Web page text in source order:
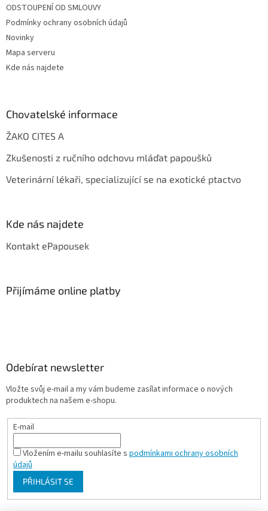
ODSTOUPENÍ OD SMLOUVY
Podmínky ochrany osobních údajů
Novinky
Mapa serveru
Kde nás najdete
Chovatelské informace
ŽAKO CITES A
Zkušenosti z ručního odchovu mláďat papoušků
Veterinární lékaři, specializující se na exotické ptactvo
Kde nás najdete
Kontakt ePapousek
Přijímáme online platby
Odebírat newsletter
Vložte svůj e-mail a my vám budeme zasílat informace o nových
produktech na našem e-shopu.
E-mail
Vložením e-mailu souhlasíte s podmínkami ochrany osobních
údajů
PŘIHLÁSIT SE